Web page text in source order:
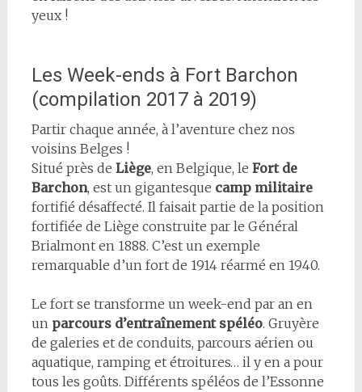
yeux !
Les Week-ends à Fort Barchon
(compilation 2017 à 2019)
Partir chaque année, à l’aventure chez nos
voisins Belges !
Situé près de Liège, en Belgique, le Fort de
Barchon, est un gigantesque camp militaire
fortifié désaffecté. Il faisait partie de la position
fortifiée de Liège construite par le Général
Brialmont en 1888. C’est un exemple
remarquable d’un fort de 1914 réarmé en 1940.
Le fort se transforme un week-end par an en
un parcours d’entraînement spéléo. Gruyère
de galeries et de conduits, parcours aérien ou
aquatique, ramping et étroitures… il y en a pour
tous les goûts. Différents spéléos de l’Essonne